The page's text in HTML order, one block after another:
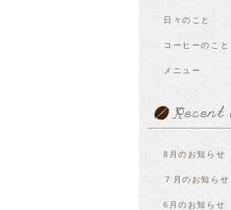
日々のこと
コーヒーのこと
メニュー
8月のお知らせ
７月のお知らせ
6月のお知らせ